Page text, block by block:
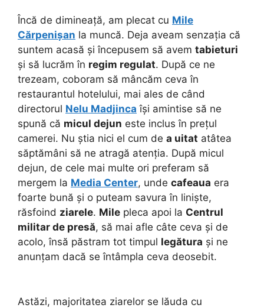
Încă de dimineață, am plecat cu Mile
Cărpenișan la muncă. Deja aveam senzația că
suntem acasă și începusem să avem tabieturi
și să lucrăm în regim regulat. După ce ne
trezeam, coboram să mâncăm ceva în
restaurantul hotelului, mai ales de când
directorul Nelu Madjinca își amintise să ne
spună că micul dejun este inclus în prețul
camerei. Nu știa nici el cum de a uitat atâtea
săptămâni să ne atragă atenția. După micul
dejun, de cele mai multe ori preferam să
mergem la Media Center, unde cafeaua era
foarte bună și o puteam savura în liniște,
răsfoind ziarele. Mile pleca apoi la Centrul
militar de presă, să mai afle câte ceva și de
acolo, însă păstram tot timpul legătura și ne
anunțam dacă se întâmpla ceva deosebit.
Astăzi, majoritatea ziarelor se lăuda cu